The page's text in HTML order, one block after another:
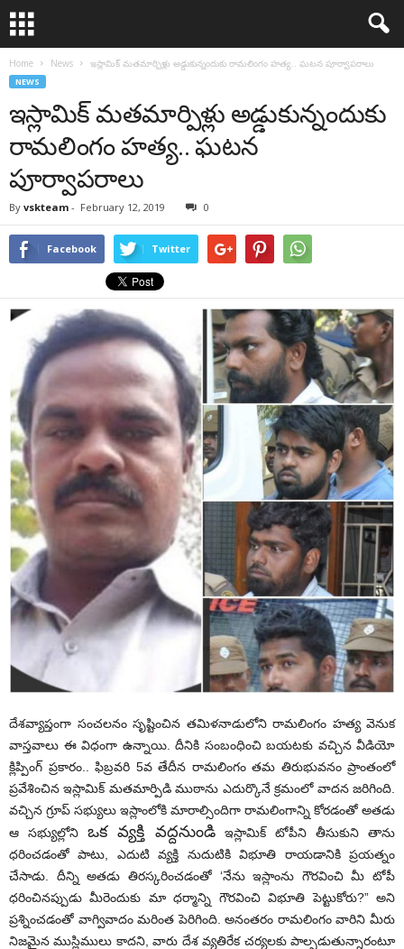
Home News ఇస్లామిక్ మతమార్పిళ్లు అడ్డుకున్నందుకు రామలింగం హత్య.. ఘటన పూర్వాపరాలు
NEWS
ఇస్లామిక్ మతమార్పిళ్లు అడ్డుకున్నందుకు
రామలింగం హత్య.. ఘటన
పూర్వాపరాలు
By vskteam - February 12, 2019 0
Facebook Twitter
దేశవ్యాప్తంగా సంచలనం సృష్టించిన తమిళనాడులోని రామలింగం హత్య వెనుక
వాస్తవాలు ఈ విధంగా ఉన్నాయి. దీనికి సంబంధించి బయటకు వచ్చిన వీడియో
క్లిప్పింగ్ ప్రకారం.. ఫిబ్రవరి 5వ తేదీన రామలింగం తమ తిరుభువనం ప్రాంతంలో
ప్రవేశించిన ఇస్లామిక్ మతమార్పిడి ముఠాను ఎదుర్కొనే క్రమంలో వాదన జరిగింది.
వచ్చిన గ్రూప్ సభ్యులు ఇస్లాంలోకి మారాల్సిందిగా రామలింగాన్ని కోరడంతో అతడు
ఆ సభ్యుల్లోనిఒక వ్యక్తి వద్దనుండిఇస్లామిక్ టోపీని తీసుకుని తాను
ధరించడంతో పాటు, ఎదుటి వ్యక్తి నుదుటికి విభూతి రాయడానికి ప్రయత్నం
చేసాడు. దీన్ని అతడు తిరస్కరించడంతో ‘నేను ఇస్లాంను గౌరవించి మీ టోపీ
ధరించినప్పుడు మీరెందుకు మా ధర్మాన్ని గౌరవించి విభూతి పెట్టుకోరు?” అని
ప్రశ్నించడంతో వాగ్వివాదం మరింత పెరిగింది. అనంతరం రామలింగం వారిని మీరు
నిజమైన ముస్లిములు కాదని, వారు దేశ వ్యతిరేక చర్యలకు పాల్పడుతున్నారంటూ